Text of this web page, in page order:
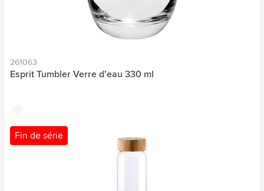
261063
Esprit Tumbler Verre d’eau 330 ml
Fin de série